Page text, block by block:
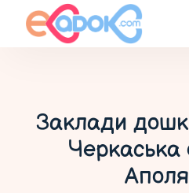
Заклади
Черкаська